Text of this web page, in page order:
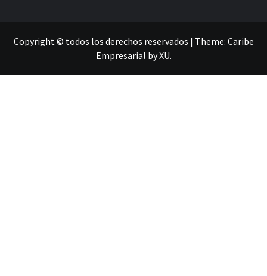
Copyright © todos los derechos reservados | Theme: Caribe
Empresarial byXU.